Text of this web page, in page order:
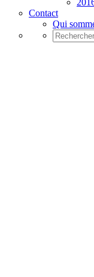
Contact
Qui
Rechercher